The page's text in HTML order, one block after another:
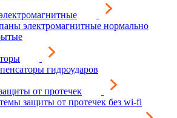
электромагнитные нормально
гидроударов
от протечек
защиты от протечек без wi-fi